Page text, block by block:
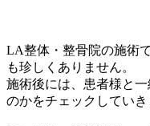
LA整体・整骨院の施術
も珍しくありません。
施術後には、患者様と
のかをチェックしていき